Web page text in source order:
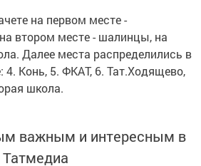
на первом месте -
втором месте - шалинцы, на
Далее места распределились в
Конь, 5. ФКАТ, 6. Тат.Ходящево,
школа.
важным и интересным в
Татмедиа